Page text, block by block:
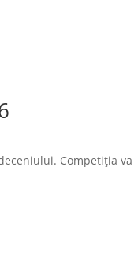
Competiția